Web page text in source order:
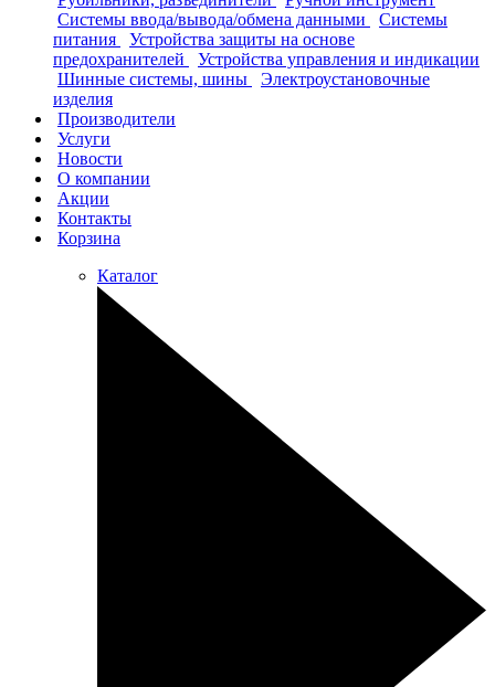
Системы ввода/вывода/обмена данными
Системы
питания
Устройства защиты на основе
предохранителей
Устройства управления и индикации
Шинные системы, шины
Электроустановочные
изделия
Производители
Услуги
Новости
О компании
Акции
Контакты
Корзина
Каталог